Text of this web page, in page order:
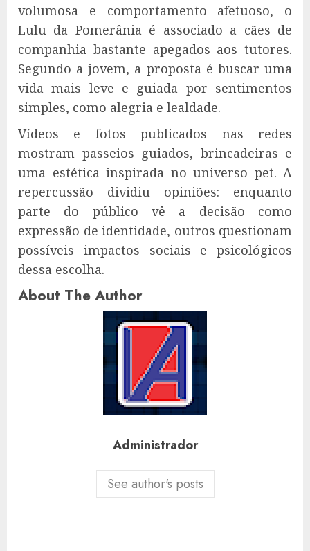
volumosa e comportamento afetuoso, o
Lulu da Pomerânia é associado a cães de
companhia bastante apegados aos tutores.
Segundo a jovem, a proposta é buscar uma
vida mais leve e guiada por sentimentos
simples, como alegria e lealdade.
Vídeos e fotos publicados nas redes
mostram passeios guiados, brincadeiras e
uma estética inspirada no universo pet. A
repercussão dividiu opiniões: enquanto
parte do público vê a decisão como
expressão de identidade, outros questionam
possíveis impactos sociais e psicológicos
dessa escolha.
About The Author
Administrador
See author's posts